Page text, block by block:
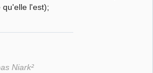
qu'elle l'est);
Niark²